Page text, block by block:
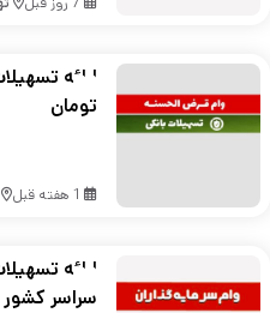
تومان
1 هفته قبل
ارائه
سراسر کشور